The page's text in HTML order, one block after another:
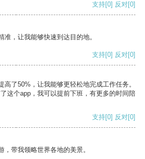
支持[0] 反对[0]
准，让我能够快速到达目的地。
支持[0] 反对[0]
高了50%，让我能够更轻松地完成工作任务。
这个app，我可以提前下班，有更多的时间陪
支持[0] 反对[0]
，带我领略世界各地的美景。